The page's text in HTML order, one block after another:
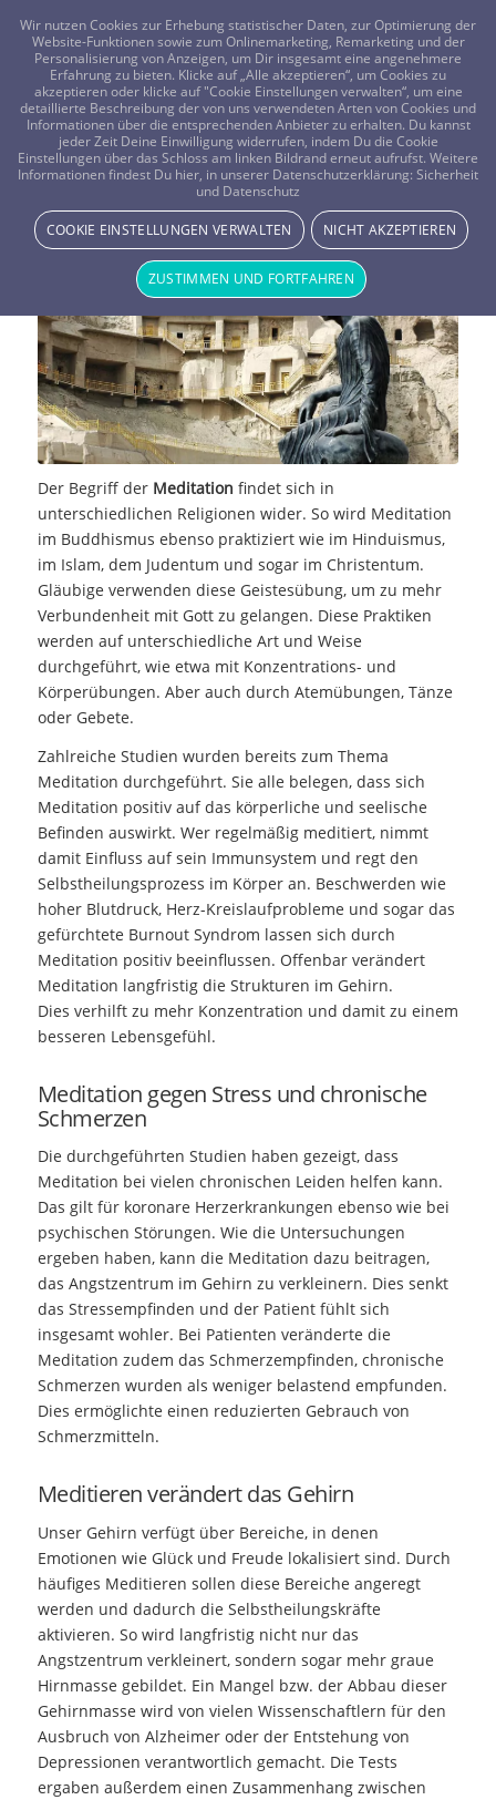
FRAGEN? KOSTENLOS ANRUFEN: 0800-8478266
Meditation – Der Weg zur inneren
Ruhe
YOGA & MEDITATION
Der Begriff der Meditation findet sich in
unterschiedlichen Religionen wider. So wird Meditation
im Buddhismus ebenso praktiziert wie im Hinduismus,
im Islam, dem Judentum und sogar im Christentum.
Gläubige verwenden diese Geistesübung, um zu mehr
Verbundenheit mit Gott zu gelangen. Diese Praktiken
werden auf unterschiedliche Art und Weise
durchgeführt, wie etwa mit Konzentrations- und
Körperübungen. Aber auch durch Atemübungen, Tänze
oder Gebete.
Zahlreiche Studien wurden bereits zum Thema
Meditation durchgeführt. Sie alle belegen, dass sich
Meditation positiv auf das körperliche und seelische
Befinden auswirkt. Wer regelmäßig meditiert, nimmt
damit Einfluss auf sein Immunsystem und regt den
Selbstheilungsprozess im Körper an. Beschwerden wie
hoher Blutdruck, Herz-Kreislaufprobleme und sogar das
gefürchtete Burnout Syndrom lassen sich durch
Meditation positiv beeinflussen. Offenbar verändert
Meditation langfristig die Strukturen im Gehirn.
Dies verhilft zu mehr Konzentration und damit zu einem
besseren Lebensgefühl.
Meditation gegen Stress und chronische
Schmerzen
Die durchgeführten Studien haben gezeigt, dass
Meditation bei vielen chronischen Leiden helfen kann.
Das gilt für koronare Herzerkrankungen ebenso wie bei
psychischen Störungen. Wie die Untersuchungen
ergeben haben, kann die Meditation dazu beitragen,
das Angstzentrum im Gehirn zu verkleinern. Dies senkt
das Stressempfinden und der Patient fühlt sich
insgesamt wohler. Bei Patienten veränderte die
Meditation zudem das Schmerzempfinden, chronische
Schmerzen wurden als weniger belastend empfunden.
Dies ermöglichte einen reduzierten Gebrauch von
Schmerzmitteln.
Meditieren verändert das Gehirn
Unser Gehirn verfügt über Bereiche, in denen
Emotionen wie Glück und Freude lokalisiert sind. Durch
häufiges Meditieren sollen diese Bereiche angeregt
werden und dadurch die Selbstheilungskräfte
aktivieren. So wird langfristig nicht nur das
Angstzentrum verkleinert, sondern sogar mehr graue
Hirnmasse gebildet. Ein Mangel bzw. der Abbau dieser
Gehirnmasse wird von vielen Wissenschaftlern für den
Ausbruch von Alzheimer oder der Entstehung von
Depressionen verantwortlich gemacht. Die Tests
ergaben außerdem einen Zusammenhang zwischen
Wir nutzen Cookies zur Erhebung statistischer Daten, zur Optimierung der
Website-Funktionen sowie zum Onlinemarketing, Remarketing und der
Personalisierung von Anzeigen, um Dir insgesamt eine angenehmere
Erfahrung zu bieten. Klicke auf „Alle akzeptieren“, um Cookies zu
akzeptieren oder klicke auf "Cookie Einstellungen verwalten“, um eine
detaillierte Beschreibung der von uns verwendeten Arten von Cookies und
Informationen über die entsprechenden Anbieter zu erhalten. Du kannst
jeder Zeit Deine Einwilligung widerrufen, indem Du die Cookie
Einstellungen über das Schloss am linken Bildrand erneut aufrufst. Weitere
Informationen findest Du hier, in unserer Datenschutzerklärung: Sicherheit
und Datenschutz
COOKIE EINSTELLUNGEN VERWALTEN NICHT AKZEPTIEREN
ZUSTIMMEN UND FORTFAHREN